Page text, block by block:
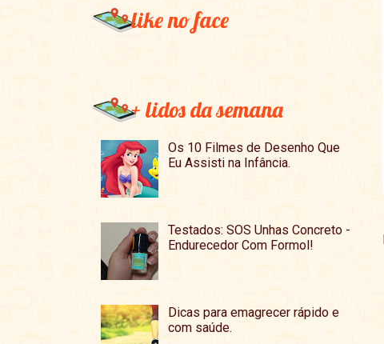
like no face
+ lidos da semana
Os 10 Filmes de Desenho Que
Eu Assisti na Infância.
Testados: SOS Unhas Concreto -
Endurecedor Com Formol!
Dicas para emagrecer rápido e
com saúde.